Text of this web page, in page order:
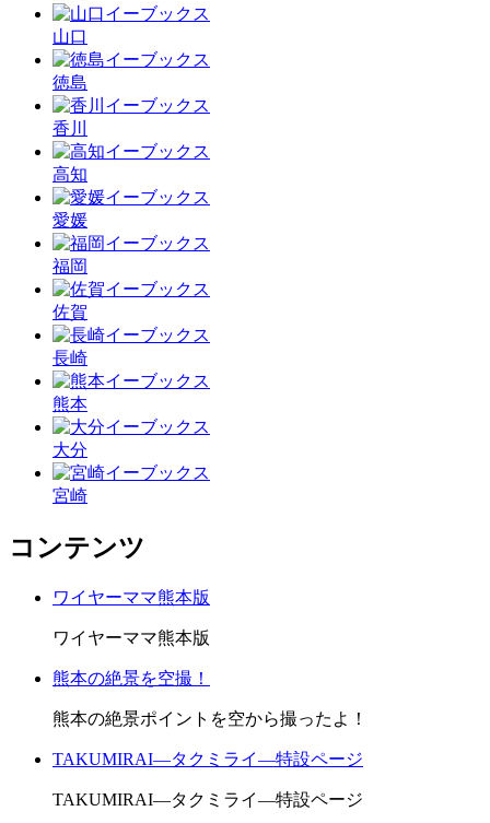
山口
徳島
香川
高知
愛媛
福岡
佐賀
長崎
熊本
大分
宮崎
コンテンツ
ワイヤーママ熊本版
ワイヤーママ熊本版
熊本の絶景を空撮！
熊本の絶景ポイントを空から撮ったよ！
TAKUMIRAI―タクミライ―特設ページ
TAKUMIRAI―タクミライ―特設ページ